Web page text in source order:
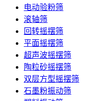
电动验粉筛
滚轴筛
回转摇摆筛
平面摇摆筛
超声波摇摆筛
陶粒砂摇摆筛
双层方型摇摆筛
石墨粉振动筛